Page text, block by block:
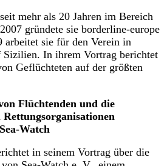
mehr als 20 Jahren im Bereich
gründete sie borderline-europe
sie für den Verein in
Sizilien. In ihrem Vortrag berichtet
Geflüchteten auf der größten
Flüchtenden und die
Watch
in seinem Vortrag über die